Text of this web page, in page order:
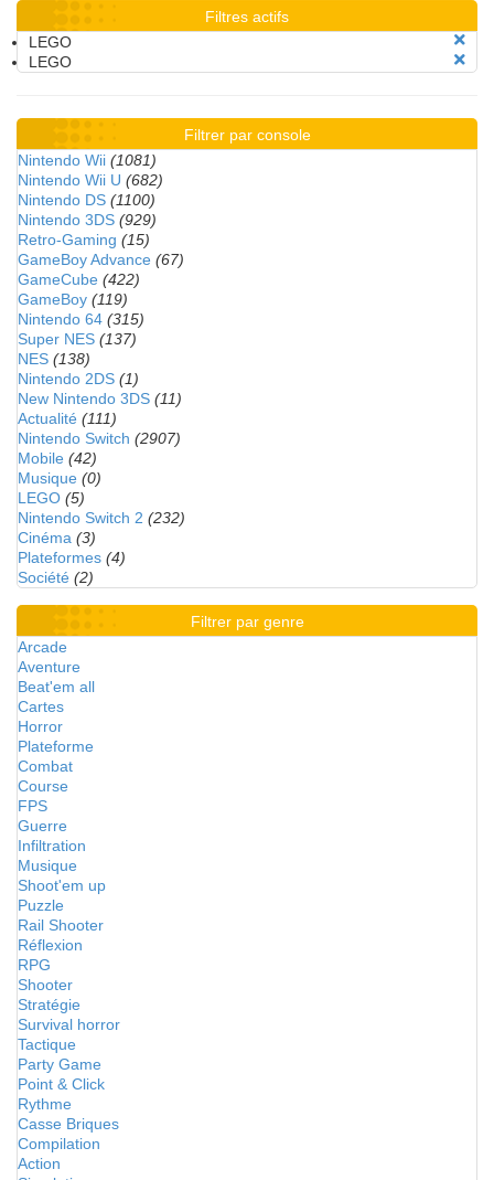
Filtres actifs
LEGO
LEGO
Filtrer par console
Nintendo Wii (1081)
Nintendo Wii U (682)
Nintendo DS (1100)
Nintendo 3DS (929)
Retro-Gaming (15)
GameBoy Advance (67)
GameCube (422)
GameBoy (119)
Nintendo 64 (315)
Super NES (137)
NES (138)
Nintendo 2DS (1)
New Nintendo 3DS (11)
Actualité (111)
Nintendo Switch (2907)
Mobile (42)
Musique (0)
LEGO (5)
Nintendo Switch 2 (232)
Cinéma (3)
Plateformes (4)
Société (2)
Filtrer par genre
Arcade
Aventure
Beat'em all
Cartes
Horror
Plateforme
Combat
Course
FPS
Guerre
Infiltration
Musique
Shoot'em up
Puzzle
Rail Shooter
Réflexion
RPG
Shooter
Stratégie
Survival horror
Tactique
Party Game
Point & Click
Rythme
Casse Briques
Compilation
Action